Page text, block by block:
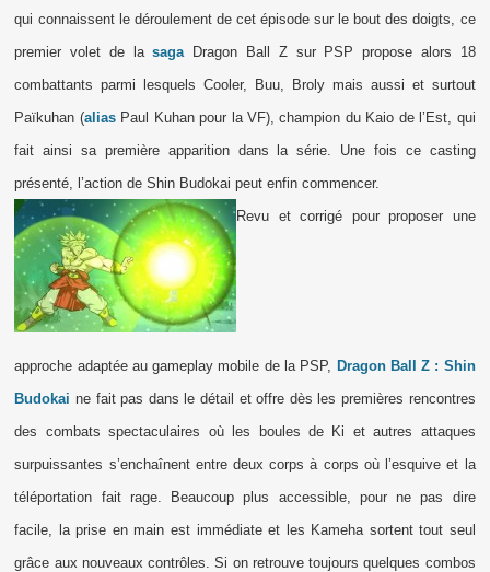
qui connaissent le déroulement de cet épisode sur le bout des doigts, ce
premier volet de lasaga Dragon Ball Z sur PSP propose alors 18
combattants parmi lesquels Cooler, Buu, Broly mais aussi et surtout
Païkuhan (aliasPaul Kuhan pour la VF), champion du Kaio de l’Est, qui
fait ainsi sa première apparition dans la série. Une fois ce casting
présenté, l’action de Shin Budokai peut enfin commencer.
Revu et corrigé pour proposer une
approche adaptée au gameplay mobile de la PSP,
Dragon Ball Z : Shin
Budokai ne fait pas dans le détail et offre dès les premières rencontres
des combats spectaculaires où les boules de Ki et autres attaques
surpuissantes s’enchaînent entre deux corps à corps où l’esquive et la
téléportation fait rage. Beaucoup plus accessible, pour ne pas dire
facile, la prise en main est immédiate et les Kameha sortent tout seul
grâce aux nouveaux contrôles. Si on retrouve toujours quelques combos